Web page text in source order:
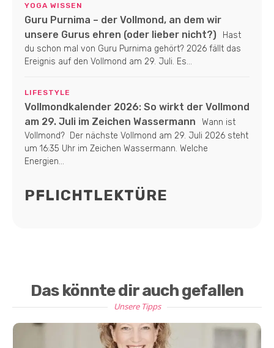
YOGA WISSEN
Guru Purnima – der Vollmond, an dem wir
unsere Gurus ehren (oder lieber nicht?)
Hast
du schon mal von Guru Purnima gehört? 2026 fällt das
Ereignis auf den Vollmond am 29. Juli. Es...
LIFESTYLE
Vollmondkalender 2026: So wirkt der Vollmond
am 29. Juli im Zeichen Wassermann
Wann ist
Vollmond? Der nächste Vollmond am 29. Juli 2026 steht
um 16:35 Uhr im Zeichen Wassermann. Welche
Energien...
PFLICHTLEKTÜRE
Das könnte dir auch gefallen
Unsere Tipps